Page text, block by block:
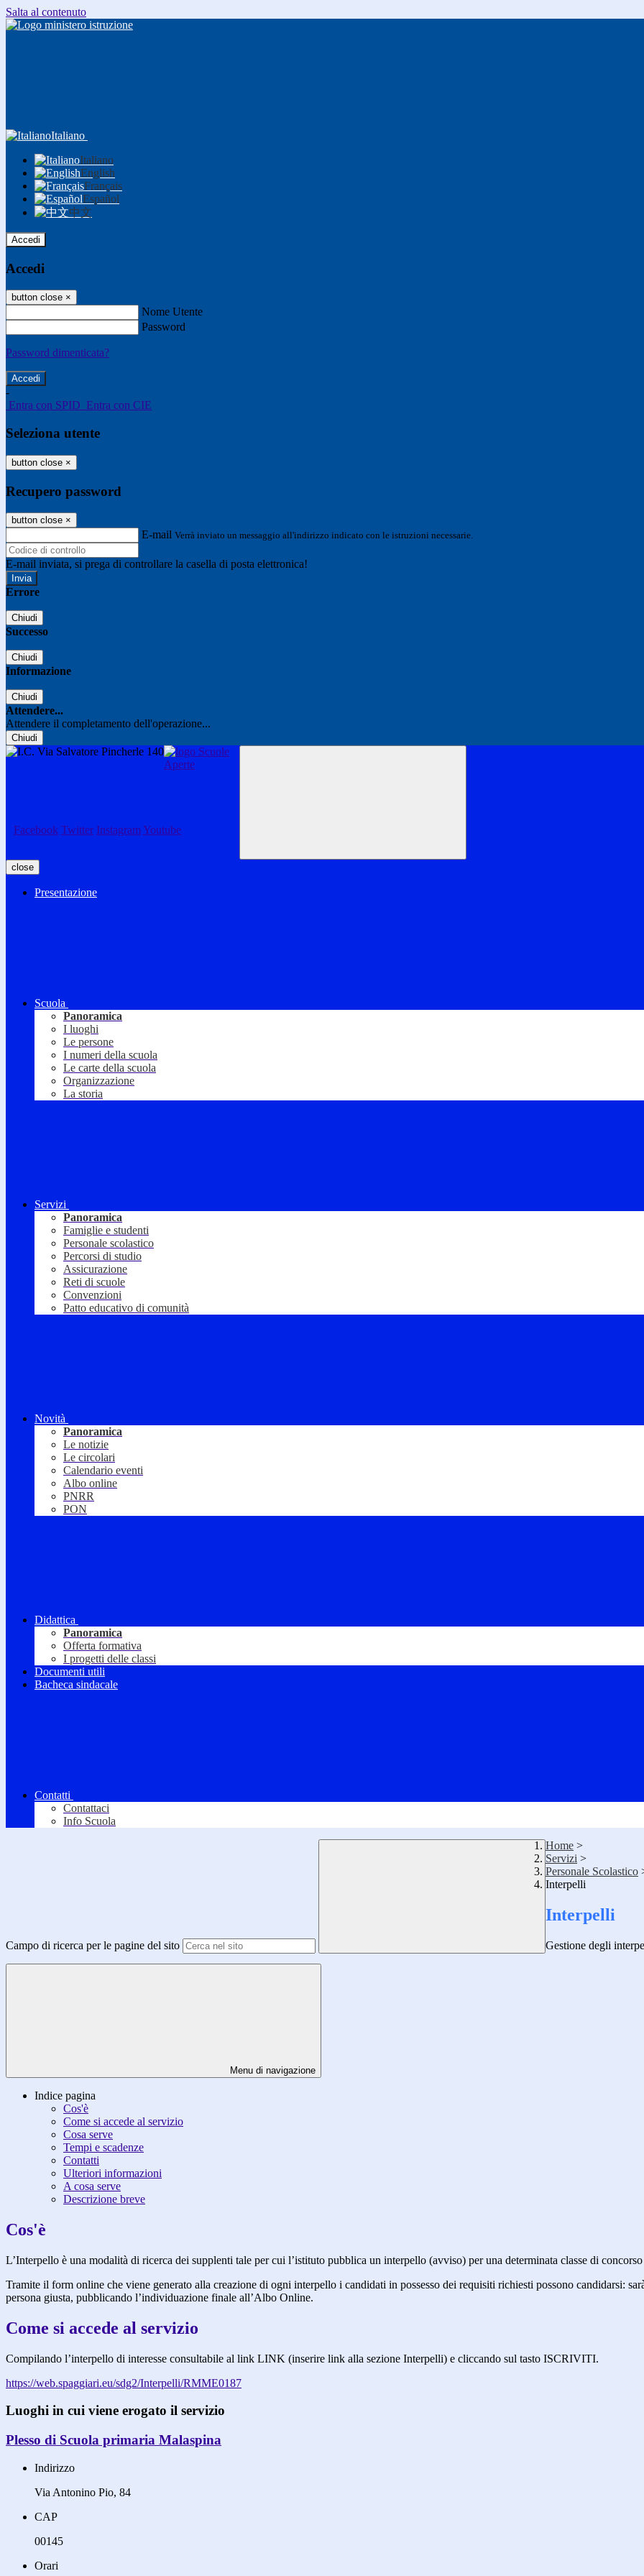
Salta al contenuto
Italiano
Italiano
English
Français
Español
中文
Accedi
Accedi
button close ×
Nome Utente
Password
Password dimenticata?
-
Entra con SPID Entra con CIE
Seleziona utente
button close ×
Recupero password
button close ×
E-mail Verrà inviato un messaggio all'indirizzo indicato con le istruzioni necessarie.
E-mail inviata, si prega di controllare la casella di posta elettronica!
Errore
Chiudi
Successo
Chiudi
Informazione
Chiudi
Attendere...
Attendere il completamento dell'operazione...
Chiudi
Facebook Twitter Instagram Youtube
close
Presentazione
Scuola
Panoramica
I luoghi
Le persone
I numeri della scuola
Le carte della scuola
Organizzazione
La storia
Servizi
Panoramica
Famiglie e studenti
Personale scolastico
Percorsi di studio
Assicurazione
Reti di scuole
Convenzioni
Patto educativo di comunità
Novità
Panoramica
Le notizie
Le circolari
Calendario eventi
Albo online
PNRR
PON
Didattica
Panoramica
Offerta formativa
I progetti delle classi
Documenti utili
Bacheca sindacale
Contatti
Contattaci
Info Scuola
Campo di ricerca per le pagine del sito
Home >
Servizi >
Personale Scolastico
Interpelli
Interpelli
Gestione degli
Menu di navigazione
Indice pagina
Cos'è
Come si accede al servizio
Cosa serve
Tempi e scadenze
Contatti
Ulteriori informazioni
A cosa serve
Descrizione breve
Cos'è
L’Interpello è una modalità di ricerca dei supplenti tale per cui l’istituto pubblica un interpello (avviso) per una determinata classe di
Tramite il form online che viene generato alla creazione di ogni interpello i candidati in possesso dei requisiti richiesti possono candidarsi:
persona giusta, pubblicando l’individuazione finale all’Albo Online.
Come si accede al servizio
Compilando l’interpello di interesse consultabile al link LINK (inserire link alla sezione Interpelli) e cliccando sul tasto ISCRIVITI.
https://web.spaggiari.eu/sdg2/Interpelli/RMME0187
Luoghi in cui viene erogato il servizio
Plesso di Scuola primaria Malaspina
Indirizzo
Via Antonino Pio, 84
CAP
00145
Orari